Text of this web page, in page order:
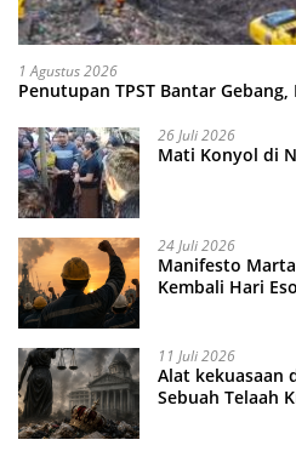
1 Agustus 2026
Penutupan TPST Bantar
26 Juli 2026
Mati Konyol di
24 Juli 2026
Manifesto
Kembali Hari
11 Juli 2026
Alat kekuasaan
Sebuah Telaah